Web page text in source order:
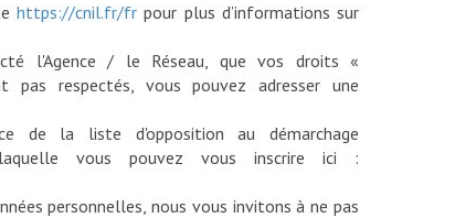
https://cnil.fr/fr pour plus d’informations sur
l'Agence / le Réseau, que vos droits «
respectés, vous pouvez adresser une
de la liste d'opposition au démarchage
vous pouvez vous inscrire ici :
personnelles, nous vous invitons à ne pas